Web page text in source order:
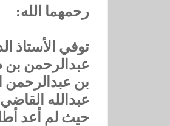
رحمهما الله:
توفي الأستاذ
‏حيث لم أعد